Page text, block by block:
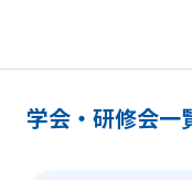
学会・研修会一